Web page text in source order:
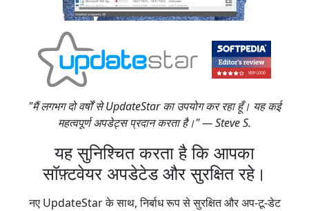
"मैं लगभग दो वर्षों से UpdateStar का उपयोग कर रहा हूँ। यह कई
महत्वपूर्ण अपडेट्स प्रदान करता है।" — Steve S.
यह सुनिश्चित करता है कि आपका
सॉफ़्टवेयर अपडेटेड और सुरक्षित रहे।
नए UpdateStar के साथ, निर्बाध रूप से सुरक्षित और अप-टू-डेट